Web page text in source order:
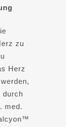
zu
Herz
durch
med.